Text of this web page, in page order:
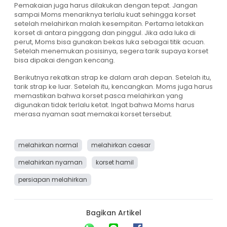
Pemakaian juga harus dilakukan dengan tepat. Jangan
sampai Moms menariknya terlalu kuat sehingga korset
setelah melahirkan malah kesempitan. Pertama letakkan
korset di antara pinggang dan pinggul. Jika ada luka di
perut, Moms bisa gunakan bekas luka sebagai titik acuan.
Setelah menemukan posisinya, segera tarik supaya korset
bisa dipakai dengan kencang.
Berikutnya rekatkan strap ke dalam arah depan. Setelah itu,
tarik strap ke luar. Setelah itu, kencangkan. Moms juga harus
memastikan bahwa korset pasca melahirkan yang
digunakan tidak terlalu ketat. Ingat bahwa Moms harus
merasa nyaman saat memakai korset tersebut.
melahirkan normal
melahirkan caesar
melahirkan nyaman
korset hamil
persiapan melahirkan
Bagikan Artikel